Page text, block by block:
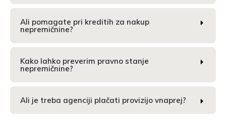
Ali pomagate pri kreditih za nakup
nepremičnine?
Kako lahko preverim pravno stanje
nepremičnine?
Ali je treba agenciji plačati provizijo vnaprej?